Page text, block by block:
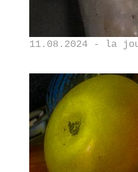
11.08.2024 - la